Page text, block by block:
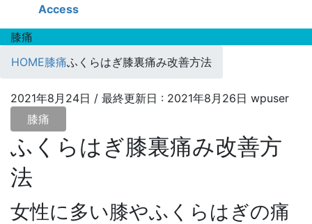
Access
膝痛
HOME膝痛ふくらはぎ膝裏痛み改善方法
2021年8月24日 / 最終更新日 : 2021年8月26日 wpuser
膝痛
ふくらはぎ膝裏痛み改善方
法
女性に多い膝やふくらはぎの痛